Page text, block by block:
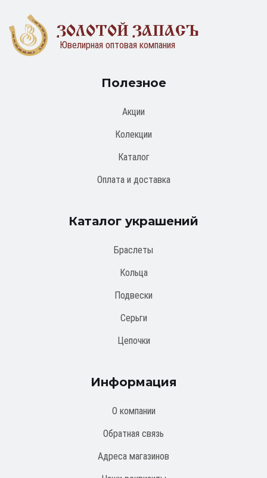
ЗОЛОТОЙ ЗАПАСЪ
Ювелирная оптовая компания
Полезное
Акции
Колекции
Каталог
Оплата и доставка
Каталог украшений
Браслеты
Кольца
Подвески
Серьги
Цепочки
Информация
О компании
Обратная связь
Адреса магазинов